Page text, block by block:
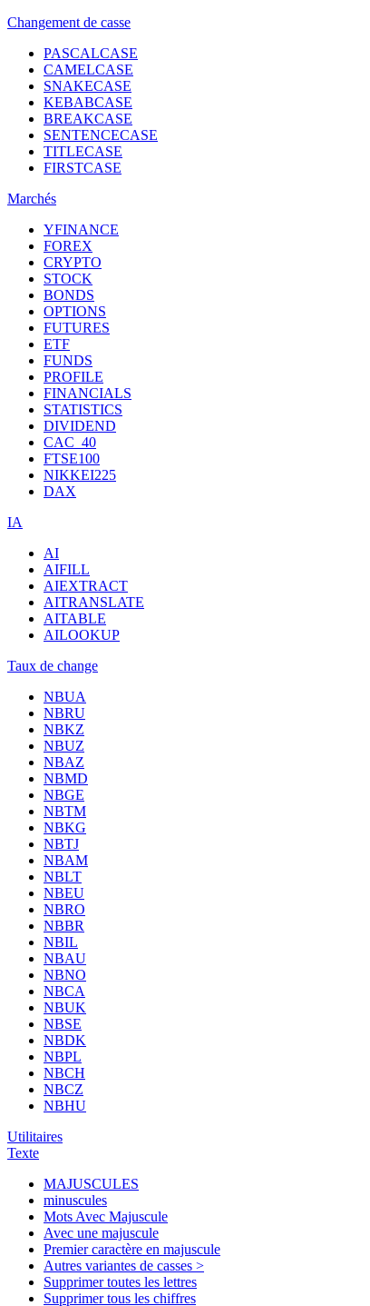
Changement de casse
PASCALCASE
CAMELCASE
SNAKECASE
KEBABCASE
BREAKCASE
SENTENCECASE
TITLECASE
FIRSTCASE
Marchés
YFINANCE
FOREX
CRYPTO
STOCK
BONDS
OPTIONS
FUTURES
ETF
FUNDS
PROFILE
FINANCIALS
STATISTICS
DIVIDEND
CAC_40
FTSE100
NIKKEI225
DAX
IA
AI
AIFILL
AIEXTRACT
AITRANSLATE
AITABLE
AILOOKUP
Taux de change
NBUA
NBRU
NBKZ
NBUZ
NBAZ
NBMD
NBGE
NBTM
NBKG
NBTJ
NBAM
NBLT
NBEU
NBRO
NBBR
NBIL
NBAU
NBNO
NBCA
NBUK
NBSE
NBDK
NBPL
NBCH
NBCZ
NBHU
Utilitaires
Texte
MAJUSCULES
minuscules
Mots Avec Majuscule
Avec une majuscule
Premier caractère en majuscule
Autres variantes de casses >
Supprimer toutes les lettres
Supprimer tous les chiffres